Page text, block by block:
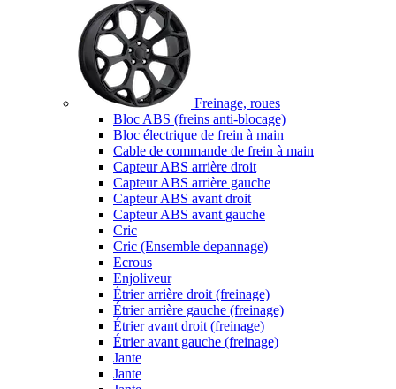
Freinage, roues
Bloc ABS (freins anti-blocage)
Bloc électrique de frein à main
Cable de commande de frein à main
Capteur ABS arrière droit
Capteur ABS arrière gauche
Capteur ABS avant droit
Capteur ABS avant gauche
Cric
Cric (Ensemble depannage)
Ecrous
Enjoliveur
Étrier arrière droit (freinage)
Étrier arrière gauche (freinage)
Étrier avant droit (freinage)
Étrier avant gauche (freinage)
Jante
Jante